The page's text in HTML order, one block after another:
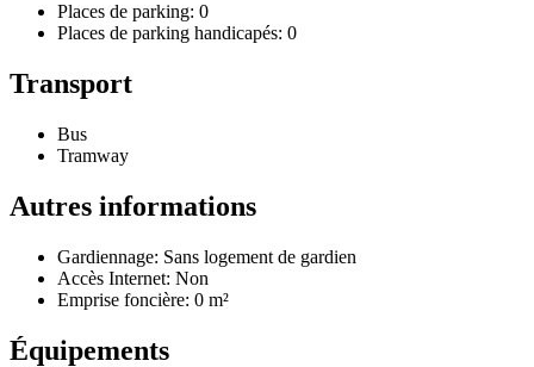
Places de parking: 0
Places de parking handicapés: 0
Transport
Bus
Tramway
Autres informations
Gardiennage: Sans logement de gardien
Accès Internet: Non
Emprise foncière: 0 m²
Équipements